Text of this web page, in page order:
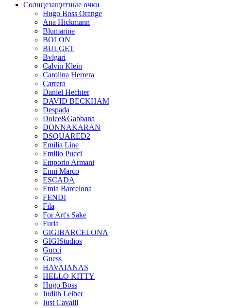
Солнцезащитные очки
Hugo Boss Orange
Ana Hickmann
Blumarine
BOLON
BULGET
Bvlgari
Calvin Klein
Carolina Herrera
Carrera
Daniel Hechter
DAVID BECKHAM
Despada
Dolce&Gabbana
DONNAKARAN
DSQUARED2
Emilia Line
Emilio Pucci
Emporio Armani
Enni Marco
ESCADA
Etnia Barcelona
FENDI
Fila
For Art's Sake
Furla
GIGIBARCELONA
GIGIStudios
Gucci
Guess
HAVAIANAS
HELLO KITTY
Hugo Boss
Judith Leiber
Just Cavalli